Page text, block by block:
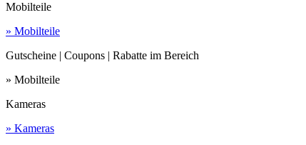
Mobilteile
» Mobilteile
Gutscheine | Coupons | Rabatte im Bereich
» Mobilteile
Kameras
» Kameras